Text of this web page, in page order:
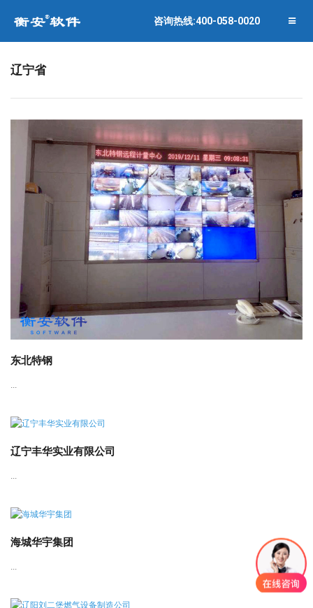
咨询热线:400-058-0020
辽宁省
东北特钢
...
辽宁丰华实业有限公司
...
海城华宇集团
...